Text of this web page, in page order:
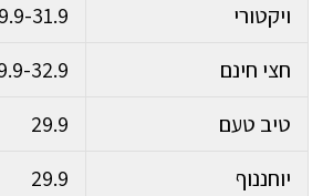
ויקטורי
31.9
חצי חינם
32.9
טיב טעם
29.9
יוחננוף
29.9